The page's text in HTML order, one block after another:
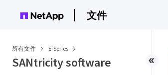
文件
所有文件 E-Series
SANtricity software